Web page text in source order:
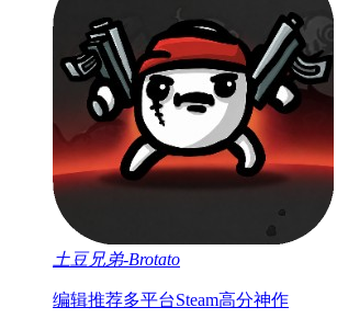
土豆兄弟-Brotato
编辑推荐多平台Steam高分神作